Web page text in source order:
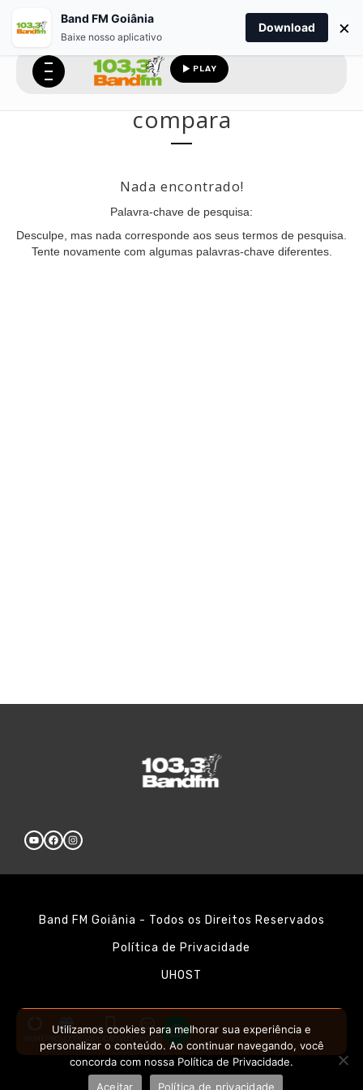
PLAY
compara
Nada encontrado!
Palavra-chave de pesquisa:
Desculpe, mas nada corresponde aos seus termos de pesquisa.
Tente novamente com algumas palavras-chave diferentes.
Band FM Goiânia - Todos os Direitos Reservados
Política de Privacidade
UHOST
CONTATO
Band FM Goiânia
Baixe nosso aplicativo
Download ×
Utilizamos cookies para melhorar sua experiência e
personalizar o conteúdo. Ao continuar navegando, você
concorda com nossa Política de Privacidade.
Aceitar
Política de privacidade